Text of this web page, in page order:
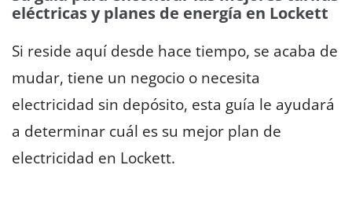
eléctricas y planes de energía en Lockett
Si reside aquí desde hace tiempo, se acaba de
mudar, tiene un negocio o necesita
electricidad sin depósito, esta guía le ayudará
a determinar cuál es su mejor plan de
electricidad en Lockett.